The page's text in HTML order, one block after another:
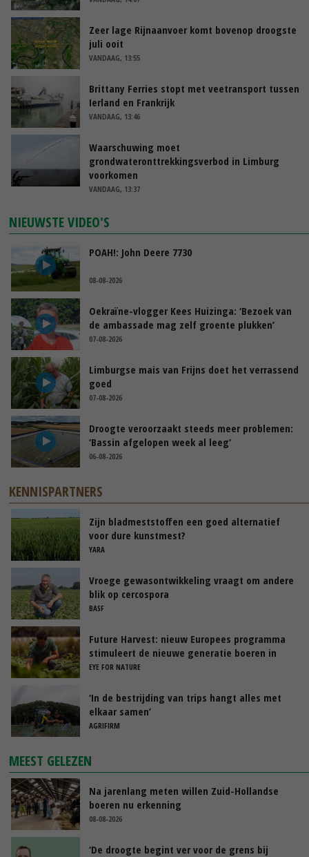
Zeer lage Rijnaanvoer komt bovenop droogste
juli ooit
VANDAAG, 13:55
Brittany Ferries stopt met veetransport tussen
Ierland en Frankrijk
VANDAAG, 13:46
Waarschuwing moet
grondwateronttrekkingsverbod in Limburg
voorkomen
VANDAAG, 13:37
NIEUWSTE VIDEO'S
POAH!: John Deere 7730
08-08-2026
Oekraïne-vlogger Kees Huizinga: ‘Bezoek van
de ambassade mag zelf groente plukken’
07-08-2026
Limburgse mais van Frijns doet het verrassend
goed
07-08-2026
Droogte veroorzaakt steeds meer problemen:
‘Bassin afgelopen week al leeg’
06-08-2026
KENNISPARTNERS
Zijn bladmeststoffen een goed alternatief
voor dure kunstmest?
YARA
Vroege gewasontwikkeling vraagt om andere
blik op cercospora
BASF
Future Harvest: nieuw Europees programma
stimuleert de nieuwe generatie boeren in
Nederland
EYE FOR NATURE
‘In de bestrijding van trips hangt alles met
elkaar samen’
AGRIFIRM
MEEST GELEZEN
Na jarenlang meten willen Zuid-Hollandse
boeren nu erkenning
08-08-2026
‘De droogte begint ver voor de grens bij